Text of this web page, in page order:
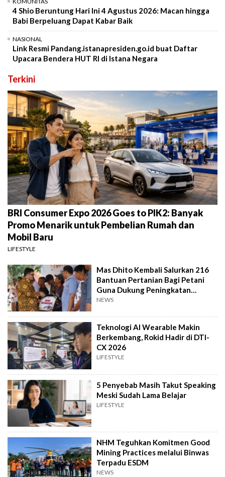
4 Shio Beruntung Hari Ini 4 Agustus 2026: Macan hingga
Babi Berpeluang Dapat Kabar Baik
NASIONAL
Link Resmi Pandang.istanapresiden.go.id buat Daftar
Upacara Bendera HUT RI di Istana Negara
Terkini
BRI Consumer Expo 2026 Goes to PIK2: Banyak
Promo Menarik untuk Pembelian Rumah dan
Mobil Baru
LIFESTYLE
Mas Dhito Kembali Salurkan 216
Bantuan Pertanian Bagi Petani
Guna Dukung Peningkatan
Produksi
NEWS
Teknologi AI Wearable Makin
Berkembang, Rokid Hadir di DTI-
CX 2026
LIFESTYLE
5 Penyebab Masih Takut Speaking
Meski Sudah Lama Belajar
LIFESTYLE
NHM Teguhkan Komitmen Good
Mining Practices melalui Binwas
Terpadu ESDM
NEWS